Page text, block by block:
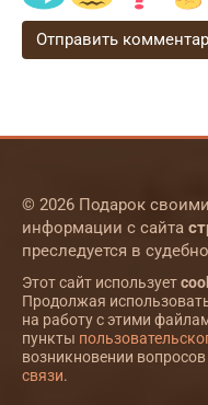
© 2026 Подарок
информации с сайта
преследуется в
Этот сайт использует
Продолжая
на работу с этими
пункты
возникновении
связи.